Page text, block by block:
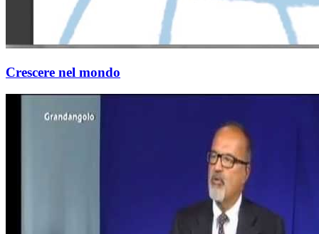
Crescere nel mondo